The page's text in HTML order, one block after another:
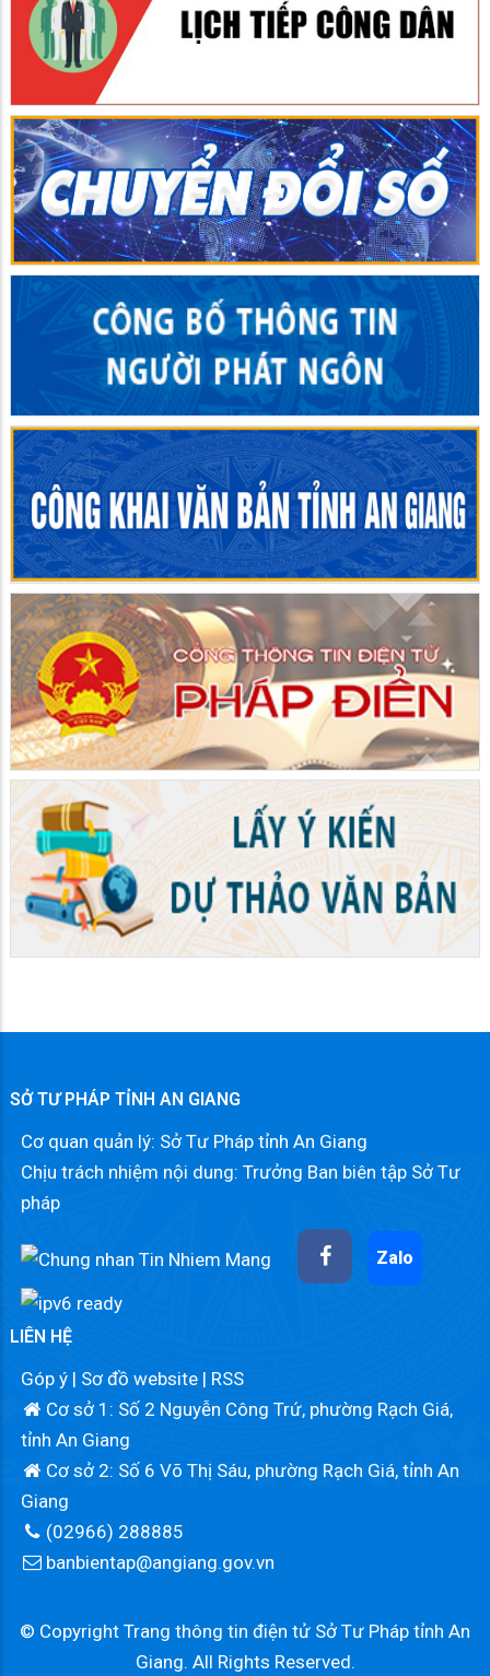
SỞ TƯ PHÁP TỈNH AN GIANG
Cơ quan quản lý: Sở Tư Pháp tỉnh An Giang
Chịu trách nhiệm nội dung: Trưởng Ban biên tập Sở Tư
pháp
Zalo
LIÊN HỆ
Góp ý | Sơ đồ website | RSS
Cơ sở 1: Số 2 Nguyễn Công Trứ, phường Rạch Giá,
tỉnh An Giang
Cơ sở 2: Số 6 Võ Thị Sáu, phường Rạch Giá, tỉnh An
Giang
(02966) 288885
banbientap@angiang.gov.vn
© Copyright Trang thông tin điện tử Sở Tư Pháp tỉnh An
Giang. All Rights Reserved.